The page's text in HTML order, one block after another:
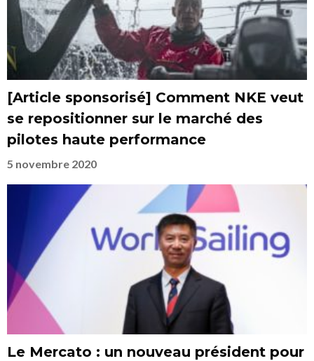
[Article sponsorisé] Comment NKE veut
se repositionner sur le marché des
pilotes haute performance
5 novembre 2020
Le Mercato : un nouveau président pour